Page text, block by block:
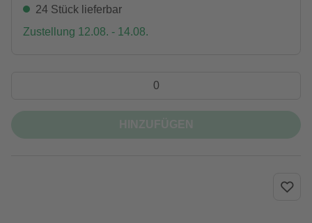
24 Stück lieferbar
Zustellung 12.08. - 14.08.